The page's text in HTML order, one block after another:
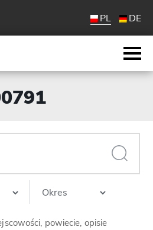
PL DE
powiecie, opisie